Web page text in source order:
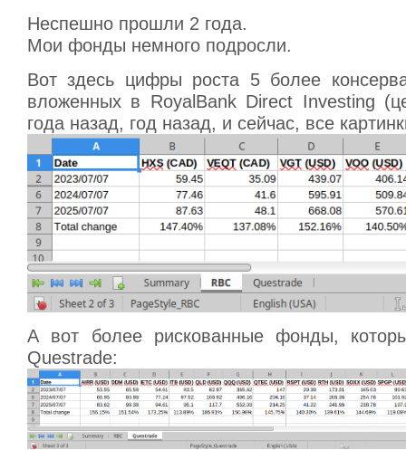
Неспешно прошли 2 года.
Мои фонды немного подросли.
Вот здесь цифры роста 5 более
вложенных в RoyalBank Direct Investing
года назад, год назад, и сейчас, все
А вот более рискованные фонды,
Questrade: